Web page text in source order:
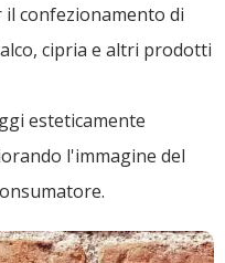
il confezionamento di
cipria e altri prodotti
esteticamente
l'immagine del